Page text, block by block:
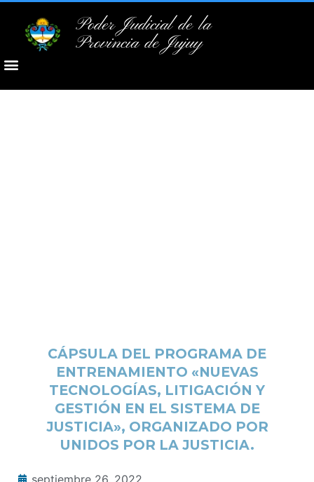
Poder Judicial de la
Provincia de Jujuy
CÁPSULA DEL PROGRAMA DE
ENTRENAMIENTO «NUEVAS
TECNOLOGÍAS, LITIGACIÓN Y
GESTIÓN EN EL SISTEMA DE
JUSTICIA», ORGANIZADO POR
UNIDOS POR LA JUSTICIA.
septiembre 26, 2022